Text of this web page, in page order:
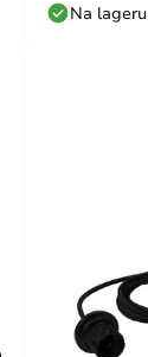
Na lageru